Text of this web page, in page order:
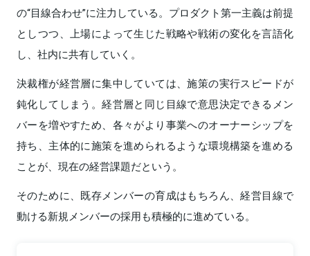
の“目線合わせ”に注力している。プロダクト第一主義は前提
としつつ、上場によって生じた戦略や戦術の変化を言語化
し、社内に共有していく。
決裁権が経営層に集中していては、施策の実行スピードが
鈍化してしまう。経営層と同じ目線で意思決定できるメン
バーを増やすため、各々がより事業へのオーナーシップを
持ち、主体的に施策を進められるような環境構築を進める
ことが、現在の経営課題だという。
そのために、既存メンバーの育成はもちろん、経営目線で
動ける新規メンバーの採用も積極的に進めている。